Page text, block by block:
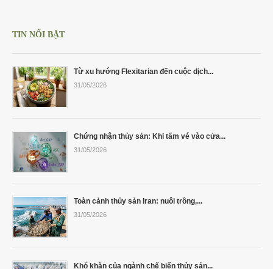
TIN NỔI BẬT
Từ xu hướng Flexitarian đến cuộc dịch...
31/05/2026
Chứng nhận thủy sản: Khi tấm vé vào cửa...
31/05/2026
Toàn cảnh thủy sản Iran: nuôi trồng,...
31/05/2026
Khó khăn của ngành chế biến thủy sản...